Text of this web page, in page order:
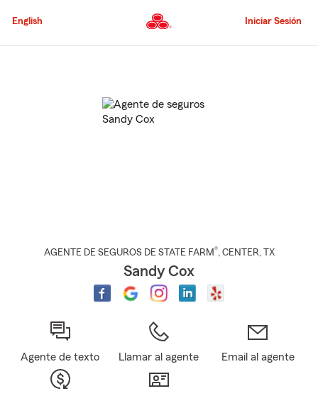
al
principal
English Iniciar Sesión
AGENTE DE SEGUROS DE STATE FARM®, CENTER, TX
Sandy Cox
Agente de texto Llamar al agente Email al agente